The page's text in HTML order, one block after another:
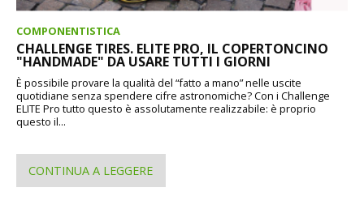
COMPONENTISTICA
CHALLENGE TIRES. ELITE PRO, IL COPERTONCINO
"HANDMADE" DA USARE TUTTI I GIORNI
È possibile provare la qualità del “fatto a mano” nelle uscite
quotidiane senza spendere cifre astronomiche? Con i Challenge
ELITE Pro tutto questo è assolutamente realizzabile: è proprio
questo il...
CONTINUA A LEGGERE